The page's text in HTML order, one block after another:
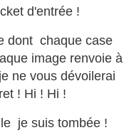
d'entrée !
dont chaque case
image renvoie à
ne vous dévoilerai
! Hi ! Hi !
je suis tombée !